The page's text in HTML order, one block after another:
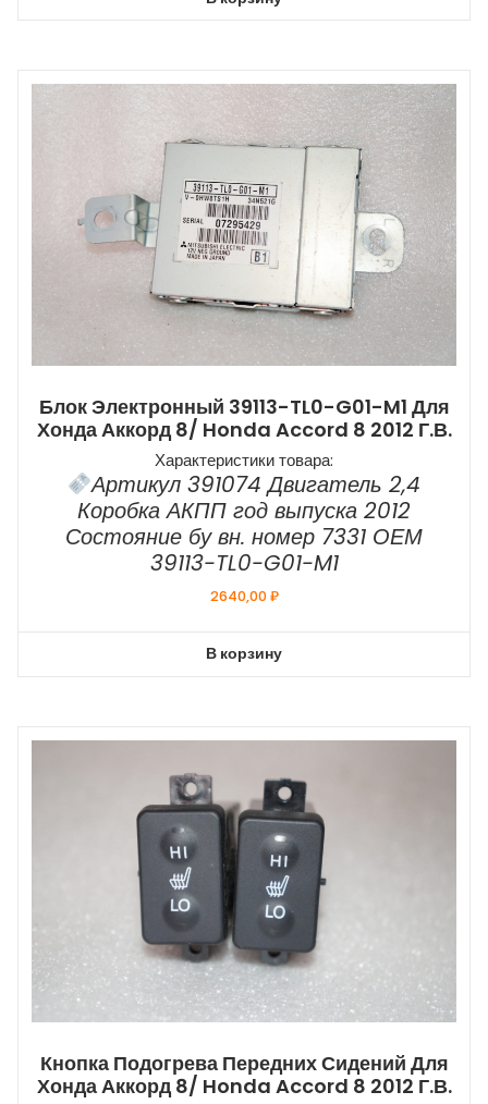
Блок Электронный 39113-TL0-G01-M1 Для
Хонда Аккорд 8/ Honda Accord 8 2012 Г.в.
Характеристики товара:
Артикул 391074 Двигатель 2,4
Коробка АКПП год выпуска 2012
Состояние бу вн. номер 7331 ОЕМ
39113-TL0-G01-M1
2640,00₽
В корзину
Кнопка Подогрева Передних Сидений Для
Хонда Аккорд 8/ Honda Accord 8 2012 Г.в.